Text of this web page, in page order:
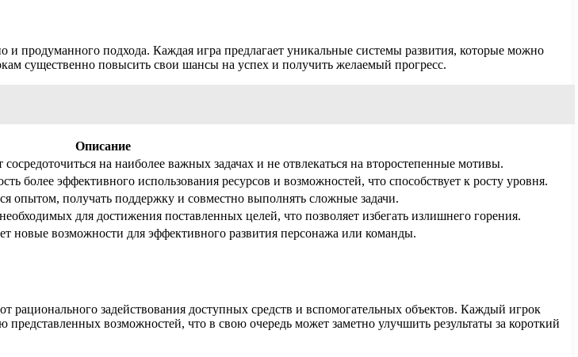
и продуманного подхода. Каждая игра предлагает уникальные системы развития, которые можно
существенно повысить свои шансы на успех и получить желаемый прогресс.
Описание
на наиболее важных задачах и не отвлекаться на второстепенные мотивы.
более эффективного использования ресурсов и возможностей, что способствует к росту уровня.
опытом, получать поддержку и совместно выполнять сложные задачи.
для достижения поставленных целей, что позволяет избегать излишнего горения.
новые возможности для эффективного развития персонажа или команды.
рационального задействования доступных средств и вспомогательных объектов. Каждый игрок
возможностей, что в свою очередь может заметно улучшить результаты за короткий